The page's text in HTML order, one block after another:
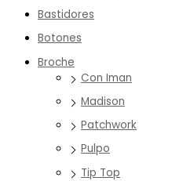
Bastidores
Botones
Broche
Con Iman
Madison
Patchwork
Pulpo
Tip Top